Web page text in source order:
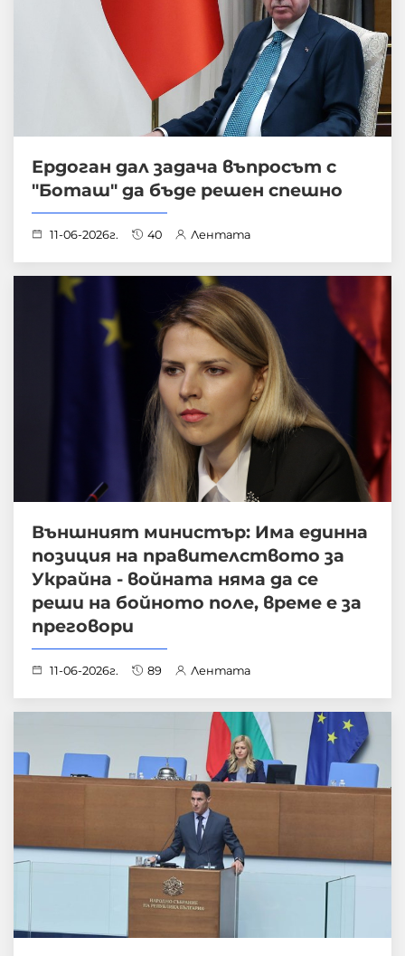
Ердоган дал задача въпросът с
"Боташ" да бъде решен спешно
11-06-2026г. 40 Лентата
Външният министър: Има единна
позиция на правителството за
Украйна - войната няма да се
реши на бойното поле, време е за
преговори
11-06-2026г. 89 Лентата